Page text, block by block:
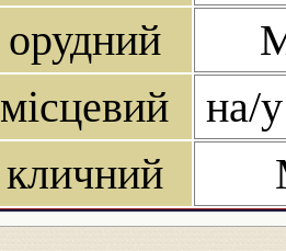
орудний
місцевий
на/
кличний